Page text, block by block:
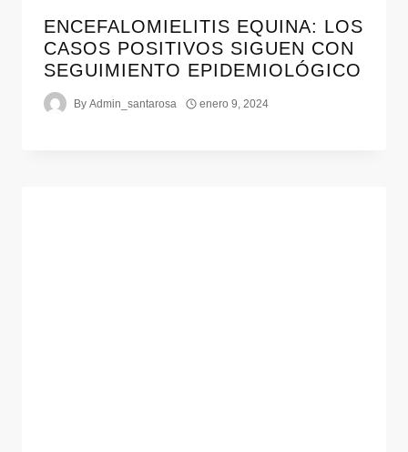
ENCEFALOMIELITIS EQUINA: LOS
CASOS POSITIVOS SIGUEN CON
SEGUIMIENTO EPIDEMIOLÓGICO
By Admin_santarosa enero 9, 2024